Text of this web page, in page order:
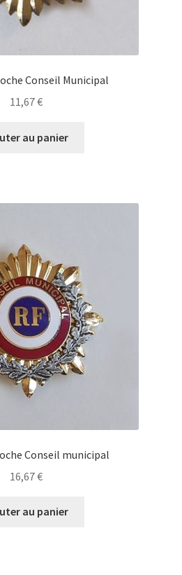
Conseil Municipal
11,67€
au panier
Conseil municipal
16,67€
au panier